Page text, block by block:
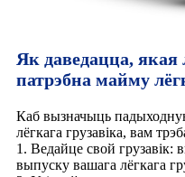
Як даведацца, якая
патрэбна майму
Каб вызначыць
лёгкага грузавіка, вам
1. Ведайце свой грузавік:
выпуску вашага лёгкага